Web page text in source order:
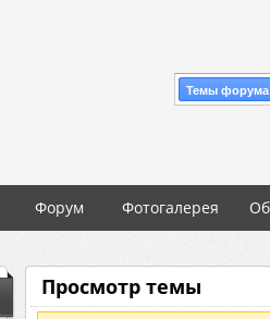
Темы
Форум Фотогалерея
Просмотр темы